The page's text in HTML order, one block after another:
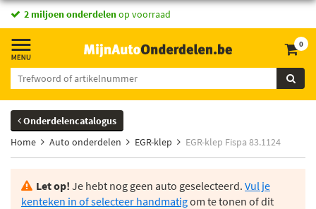
2 miljoen onderdelenop voorraad
0
Onderdelencatalogus
Home
Auto onderdelen EGR-klep EGR-klep Fispa 83.1124
Let op! Je hebt nog geen auto geselecteerd. Vul je
kenteken in of selecteer handmatigom te tonen of dit